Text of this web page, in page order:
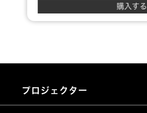
購入する
プロジェクター